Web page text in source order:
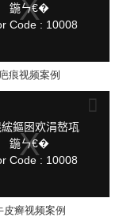
鍦ㄣ€�
Code : 10008棴
獥
痕视频案例
鏂囦欢涓嶅瓨
鍦ㄣ€�
Code : 10008
鍏
棴
獥
皮癣视频案例